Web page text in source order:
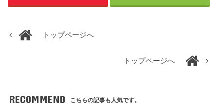
トップページへ
トップページへ
RECOMMEND こちらの記事も人気です。